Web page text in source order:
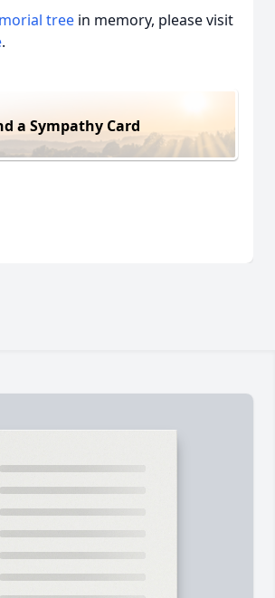
tree in memory, please visit
.
a Sympathy Card